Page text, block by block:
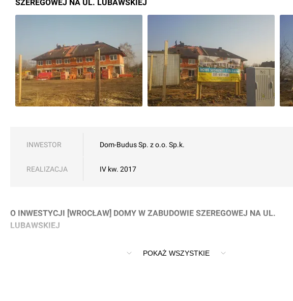
SZEREGOWEJ NA UL. LUBAWSKIEJ
INWESTOR Dom-Budus Sp. z o.o. Sp.k.
REALIZACJA IV kw. 2017
O INWESTYCJI [WROCŁAW] DOMY W ZABUDOWIE SZEREGOWEJ NA UL.
LUBAWSKIEJ
Domy w zabudowie szeregowej na ulicy Lubawskiej (Stabłowice) we Wrocławiu.
POKAŻ WSZYSTKIE